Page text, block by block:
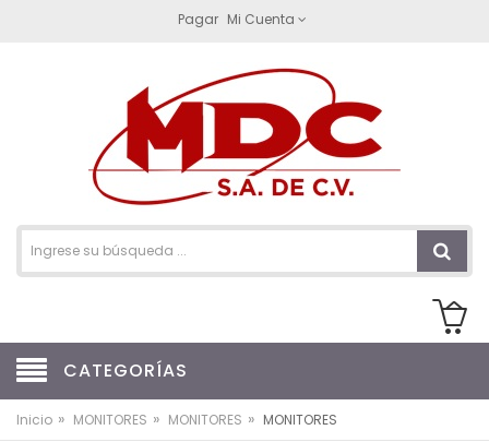
Pagar Mi Cuenta
CATEGORÍAS
Inicio » MONITORES » MONITORES » MONITORES